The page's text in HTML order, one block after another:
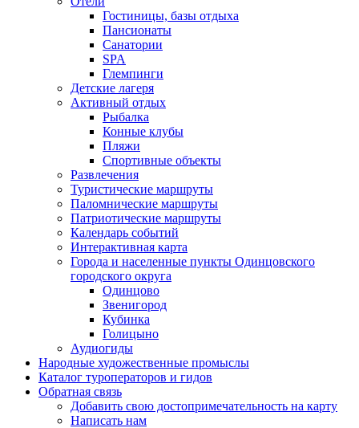
Гостиницы, базы отдыха
Пансионаты
Санатории
SPA
Глемпинги
Детские лагеря
Активный отдых
Рыбалка
Конные клубы
Пляжи
Спортивные объекты
Развлечения
Туристические маршруты
Паломнические маршруты
Патриотические маршруты
Календарь событий
Интерактивная карта
Города и населенные пункты Одинцовского
городского округа
Одинцово
Звенигород
Кубинка
Голицыно
Аудиогиды
Народные художественные промыслы
Каталог туроператоров и гидов
Обратная связь
Добавить свою достопримечательность на карту
Написать нам